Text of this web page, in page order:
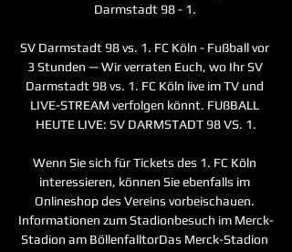
Darmstadt 98 - 1.
SV Darmstadt 98 vs. 1. FC Köln - Fußball vor
3 Stunden — Wir verraten Euch, wo Ihr SV
Darmstadt 98 vs. 1. FC Köln live im TV und
LIVE-STREAM verfolgen könnt. FUßBALL
HEUTE LIVE: SV DARMSTADT 98 VS. 1.
Wenn Sie sich für Tickets des 1. FC Köln
interessieren, können Sie ebenfalls im
Onlineshop des Vereins vorbeischauen.
Informationen zum Stadionbesuch im Merck-
Stadion am BöllenfalltorDas Merck-Stadion